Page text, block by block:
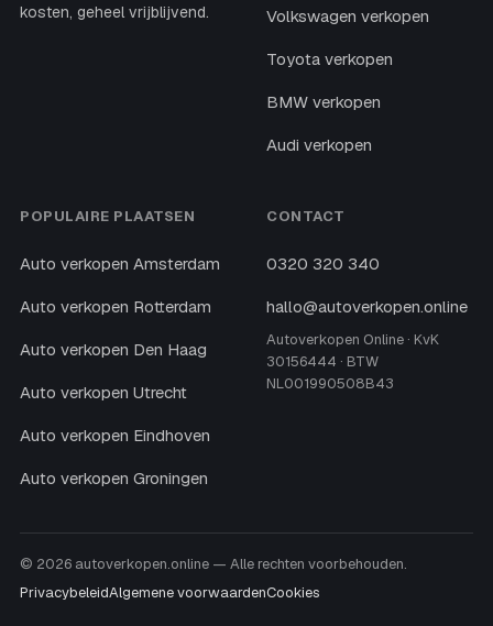
kosten, geheel vrijblijvend.
Volkswagen verkopen
Toyota verkopen
BMW verkopen
Audi verkopen
POPULAIRE PLAATSEN
Auto verkopen Amsterdam
Auto verkopen Rotterdam
Auto verkopen Den Haag
Auto verkopen Utrecht
Auto verkopen Eindhoven
Auto verkopen Groningen
CONTACT
0320 320 340
hallo@autoverkopen.online
Autoverkopen Online · KvK
30156444 · BTW
NL001990508B43
© 2026 autoverkopen.online — Alle rechten voorbehouden.
PrivacybeleidAlgemene voorwaardenCookies